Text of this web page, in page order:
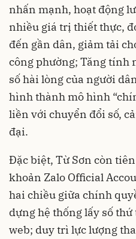
nhấn mạnh, hoạt động
nhiều giá trị thiết thực,
đến gần dân, giảm tải
công phường; Tăng tính
số hài lòng của người
hình thành mô hình
liền với chuyển đổi số,
đại.
Đặc biệt, Từ Sơn còn
khoản Zalo Official
hai chiều giữa chính
dựng hệ thống lấy số
web; duy trì lực lượng